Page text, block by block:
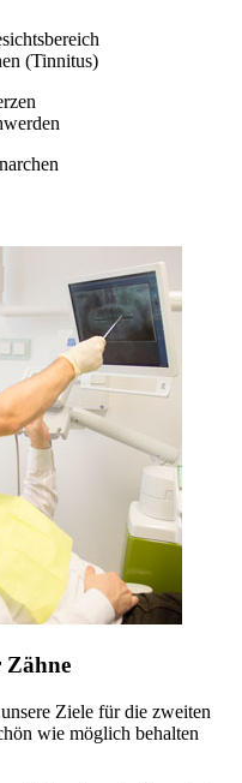
(Tinnitus)
Zähne
Ziele für die zweiten
wie möglich behalten